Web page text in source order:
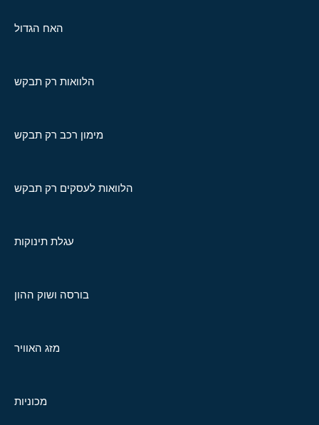
האח הגדול
הלוואות רק תבקש
מימון רכב רק תבקש
הלוואות לעסקים רק תבקש
עגלת תינוקות
בורסה ושוק ההון
מזג האוויר
מכוניות